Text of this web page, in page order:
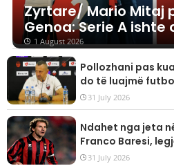
Zyrtare/ Mario Mitaj
Genoa: Serie A
1 August 2026
Pollozhani pas
do të luajmë
goli do të vijë herët
31 July 2026
Ndahet nga jeta
Franco Baresi,
kombëtares së
31 July 2026